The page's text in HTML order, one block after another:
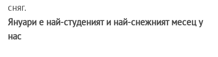
сняг.
Януари е най-студеният и най-снежният месец у
нас